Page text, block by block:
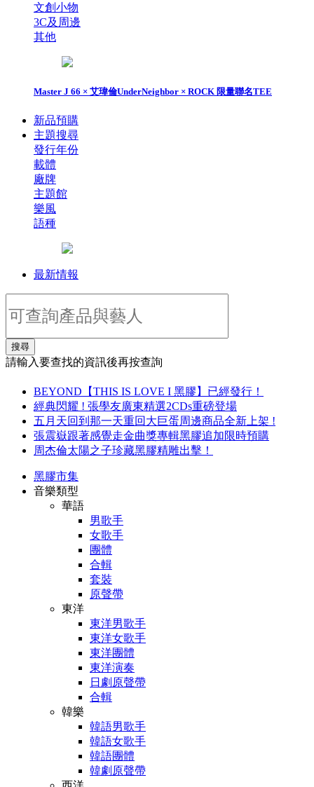
文創小物
3C及周邊
其他
Master J 66 × 艾瑋倫UnderNeighbor × ROCK 限量聯名TEE
新品預購
主題搜尋
發行年份
載體
廠牌
主題館
樂風
語種
最新情報
搜尋
請輸入要查找的資訊後再按查詢
BEYOND【THIS IS LOVE I 黑膠】已經發行！
經典閃耀 ! 張學友廣東精選2CDs重磅登場
五月天回到那一天重回大巨蛋周邊商品全新上架 !
張震嶽跟著感覺走金曲獎專輯黑膠追加限時預購
周杰倫太陽之子珍藏黑膠精雕出擊！
黑膠市集
音樂類型
華語
男歌手
女歌手
團體
合輯
套裝
原聲帶
東洋
東洋男歌手
東洋女歌手
東洋團體
東洋演奏
日劇原聲帶
合輯
韓樂
韓語男歌手
韓語女歌手
韓語團體
韓劇原聲帶